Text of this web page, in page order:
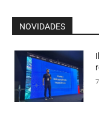
NOVIDADES